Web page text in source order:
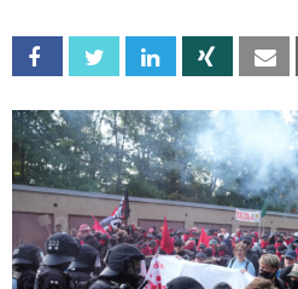
Facebook Twitter Linkedin Xing